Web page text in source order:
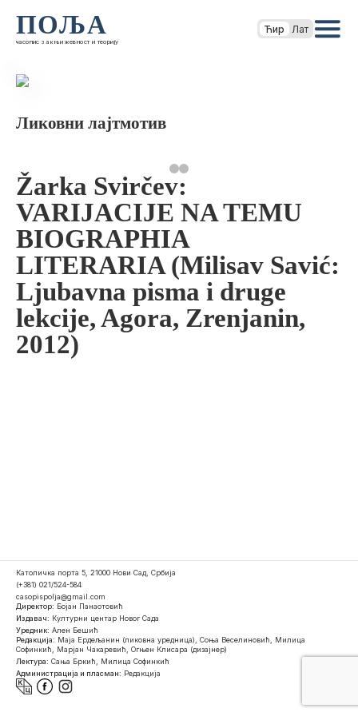
ПОЉА
часопис за књижевност и теорију
Ћир Лат
Ликовни лајтмотив
Žarka Svirčev:
VARIJACIJE NA TEMU
BIOGRAPHIA
LITERARIA (Milisav Savić:
Ljubavna pisma i druge
lekcije, Agora, Zrenjanin,
2012)
Католичка порта 5, 21000 Нови Сад, Србија
(+381) 021/524-584
casopispolja@gmail.com
Директор: Бојан Панаотовић
Издавач: Културни центар Новог Сада
Уредник: Ален Бешић
Редакција: Маја Ердељанин (ликовна уредница), Соња Веселиновић, Милица
Софинкић, Марјан Чакаревић, Огњен Клисара (дизајнер)
Лектура: Сања Бркић, Милица Софинкић
Администрација и пласман: Редакција